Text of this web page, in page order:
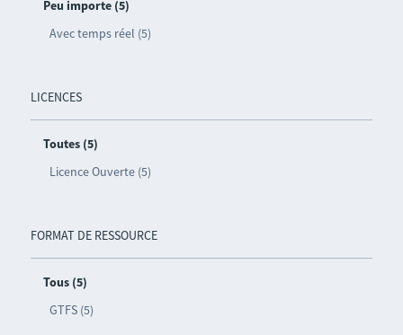
Peu importe (5)
Avec temps réel (5)
LICENCES
Toutes (5)
Licence Ouverte (5)
FORMAT DE RESSOURCE
Tous (5)
GTFS (5)